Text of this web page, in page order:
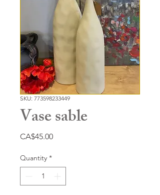
SKU: 773598233449
Vase sable
CA$45.00Price
Quantity *